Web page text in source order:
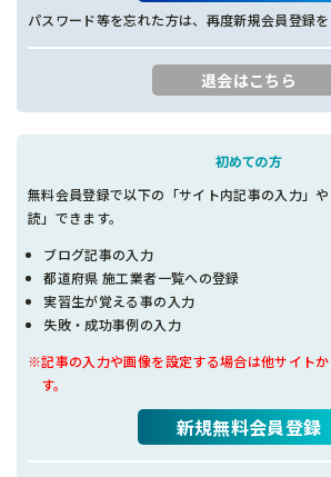
パスワード等を忘れた方は、再度新規会員登録を
退会はこちら
初めての方
無料会員登録で以下の「サイト内記事の入力」
読」できます。
ブログ記事の入力
都道府県 施工業者一覧への登録
実習生が覚える事の入力
失敗・成功事例の入力
※記事の入力や画像を設定する場合は他サイト
す。
新規無料会員登録